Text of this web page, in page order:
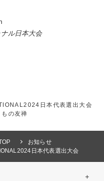
ル日本大会
日本代表選出大会
もの友禅
お知らせ
日本代表選出大会